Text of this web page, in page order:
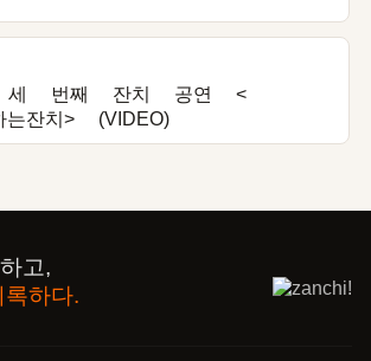
번째 잔치 공연 <
는잔치> (VIDEO)
고,
록하다.